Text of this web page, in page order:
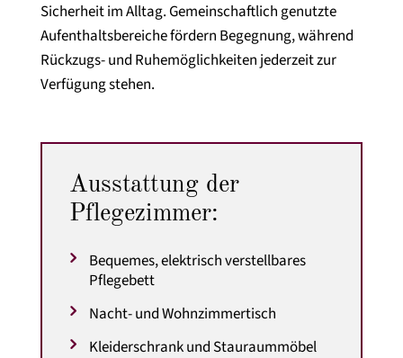
Sicherheit im Alltag. Gemeinschaftlich genutzte
Aufenthaltsbereiche fördern Begegnung, während
Rückzugs- und Ruhemöglichkeiten jederzeit zur
Verfügung stehen.
Ausstattung der
Pflegezimmer:
Bequemes, elektrisch verstellbares
Pflegebett
Nacht- und Wohnzimmertisch
Kleiderschrank und Stauraummöbel